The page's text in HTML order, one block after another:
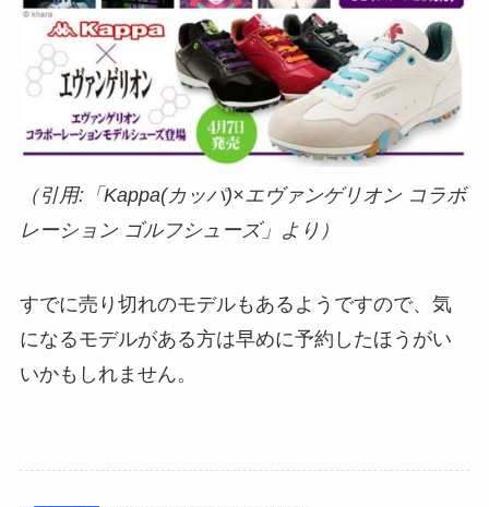
（引用:「Kappa(カッパ)×エヴァンゲリオン コラボ
レーション ゴルフシューズ」より）
すでに売り切れのモデルもあるようですので、気
になるモデルがある方は早めに予約したほうがい
いかもしれません。